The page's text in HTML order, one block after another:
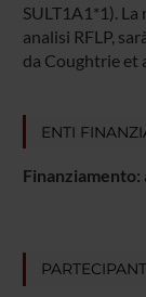
SULT1A1*1).
analisi RFLP,
da Coughtrie et
ENTI
Finanziamento: